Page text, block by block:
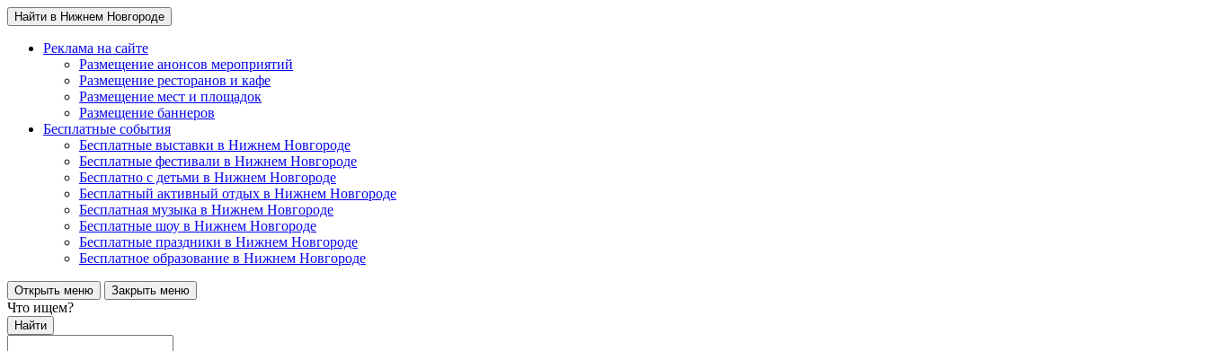
Найти в Нижнем Новгороде
Реклама на сайте
Размещение анонсов мероприятий
Размещение ресторанов и кафе
Размещение мест и площадок
Размещение баннеров
Бесплатные события
Бесплатные выставки в Нижнем Новгороде
Бесплатные фестивали в Нижнем Новгороде
Бесплатно с детьми в Нижнем Новгороде
Бесплатный активный отдых в Нижнем Новгороде
Бесплатная музыка в Нижнем Новгороде
Бесплатные шоу в Нижнем Новгороде
Бесплатные праздники в Нижнем Новгороде
Бесплатное образование в Нижнем Новгороде
Открыть меню Закрыть меню
Что ищем?
Найти